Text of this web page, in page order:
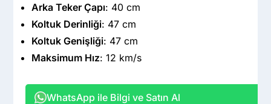
Arka Teker Çapı: 40 cm
Koltuk Derinliği: 47 cm
Koltuk Genişliği: 47 cm
Maksimum Hız: 12 km/s
WhatsApp ile Bilgi ve Satın Al